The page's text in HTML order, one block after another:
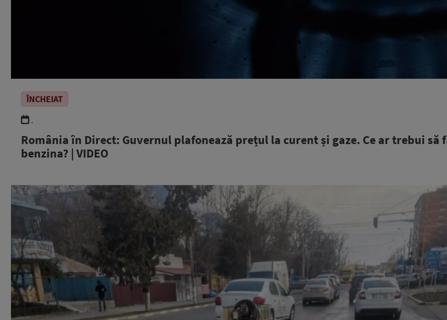
ÎNCHEIAT
.
România în Direct: Guvernul plafonează prețul la curent și gaze. Ce ar trebui să
benzina? | VIDEO